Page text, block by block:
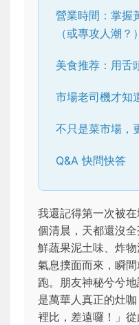
營業時間：掌握
（或專攻人潮？）
美食推荐：用舌
市場老司機才知
不只是菜市場，
Q&A 快問快答
我還記得第一次被
個清晨，天都還沒
鮮蔬果泥土味、炸
氣息撲面而來，瞬
跑。朋友神秘兮兮
是萬華人真正的灶
裡比，差遠囉！」